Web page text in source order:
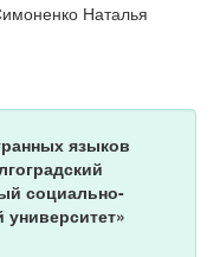
Наталья
языков
социально-
университет»